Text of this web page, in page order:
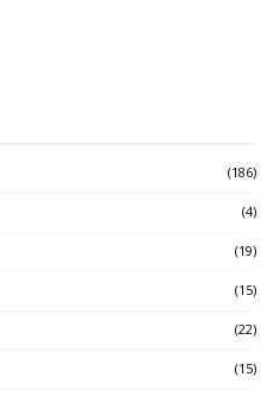
(186)
(4)
(19)
(15)
(22)
(15)